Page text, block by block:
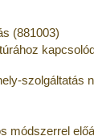
(881003)
szolgáltatás
módszerrel